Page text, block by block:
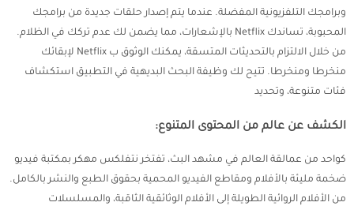
وبرامجك التلفزيونية المفضلة. عندما يتم إصدار حلقات جديدة من برامجك
المحبوبة، تساندك Netflix بالإشعارات، مما يضمن لك عدم تركك في الظلام.
من خلال الالتزام بالتحديثات المتسقة، يمكنك الوثوق ب Netflix لإبقائك
منخرطا ومنخرطا. تتيح لك وظيفة البحث البديهية في التطبيق استكشاف
فئات متنوعة، وتحديد
الكشف عن عالم من المحتوى المتنوع:
كواحد من عمالقة العالم في مشهد البث، تفتخر نتفلكس مهكر بمكتبة فيديو
ضخمة مليئة بالأفلام ومقاطع الفيديو المحمية بحقوق الطبع والنشر بالكامل.
من الأفلام الروائية الطويلة إلى الأفلام الوثائقية الثاقبة، والمسلسلات